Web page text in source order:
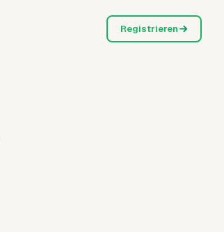
Registrieren